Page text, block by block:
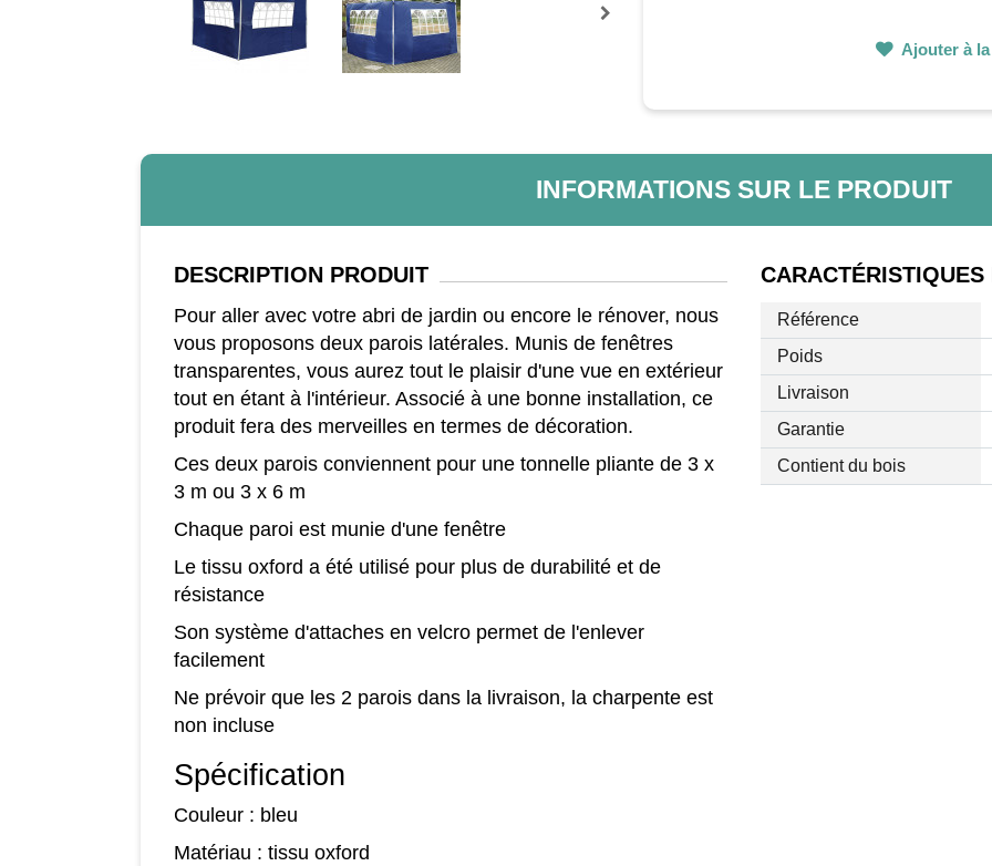
Ajouter à
INFORMATIONS SUR LE PRODUIT
DESCRIPTIONPRODUIT
Pour aller avec votre abri de jardin ou encore le rénover, nous
vous proposons deux parois latérales. Munis de fenêtres
transparentes, vous aurez tout le plaisir d'une vue en extérieur
tout en étant à l'intérieur. Associé à une bonne installation, ce
produit fera des merveilles en termes de décoration.
Ces deux parois conviennent pour une tonnelle pliante de 3 x
3 m ou 3 x 6 m
Chaque paroi est munie d'une fenêtre
Le tissu oxford a été utilisé pour plus de durabilité et de
résistance
Son système d'attaches en velcro permet de l'enlever
facilement
Ne prévoir que les 2 parois dans la livraison, la charpente est
non incluse
Spécification
Couleur : bleu
Matériau : tissu oxford
CARACTÉRISTIQUES
Référence
Poids
Livraison
Garantie
Contient du bois